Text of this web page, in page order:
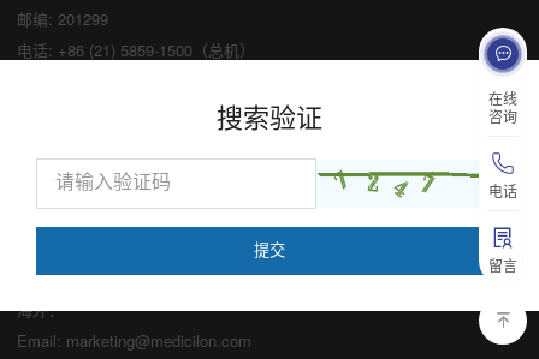
在线
咨询
电话
留言
邮编: 201299
电话: +86 (21) 5859-1500（总机）
中国：
Email:marketing@medicilon.com
（仅限服务咨询，其他事宜请拨打川沙总部电话）
海外：
Email: marketing@medicilon.com
×
搜索验证